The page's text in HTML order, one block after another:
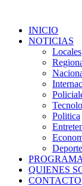
INICIO
NOTICIAS
Locales
Politica
QUIENES
CONTACTO